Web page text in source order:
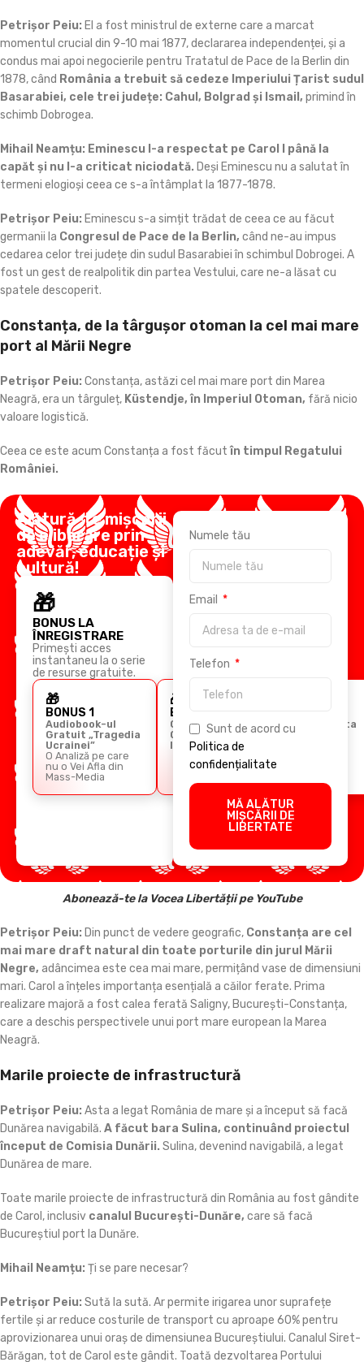
Petrișor Peiu: El a fost ministrul de externe care a marcat
momentul crucial din 9-10 mai 1877, declararea independenței, și a
condus mai apoi negocierile pentru Tratatul de Pace de la Berlin din
1878, când România a trebuit să cedeze Imperiului Țarist sudul
Basarabiei, cele trei județe: Cahul, Bolgrad și Ismail, primind în
schimb Dobrogea.
Mihail Neamțu: Eminescu l-a respectat pe Carol I până la
capăt și nu l-a criticat niciodată. Deși Eminescu nu a salutat în
termeni elogioși ceea ce s-a întâmplat la 1877-1878.
Petrișor Peiu: Eminescu s-a simțit trădat de ceea ce au făcut
germanii la Congresul de Pace de la Berlin, când ne-au impus
cedarea celor trei județe din sudul Basarabiei în schimbul Dobrogei. A
fost un gest de realpolitik din partea Vestului, care ne-a lăsat cu
spatele descoperit.
Constanța, de la târgușor otoman la cel mai mare
port al Mării Negre
Petrișor Peiu: Constanța, astăzi cel mai mare port din Marea
Neagră, era un târguleț, Küstendje, în Imperiul Otoman, fără nicio
valoare logistică.
Ceea ce este acum Constanța a fost făcutîn timpul Regatului
României.
Alătură-te mișcării
de eliberare prin
adevăr, educație și
cultură!
🎁
BONUS LA
ÎNREGISTRARE
Primești acces
instantaneu la o serie
de resurse gratuite.
🎁
BONUS 1
Audiobook-ul
Gratuit „Tragedia
Ucrainei”
O Analiză pe care
nu o Vei Afla din
Mass-Media
🎁
BONUS 2
Ghidul
Comunicării
Imperiale
Cursul Arta
Retoricii
Numele tău
Email
Telefon
Sunt de acord cu
Politica de
confidențialitate
MĂ ALĂTUR
MIȘCĂRII DE
LIBERTATE
Abonează-te la Vocea Libertății pe YouTube
Petrișor Peiu: Din punct de vedere geografic, Constanța are cel
mai mare draft natural din toate porturile din jurul Mării
Negre, adâncimea este cea mai mare, permițând vase de dimensiuni
mari. Carol a înțeles importanța esențială a căilor ferate. Prima
realizare majoră a fost calea ferată Saligny, București-Constanța,
care a deschis perspectivele unui port mare european la Marea
Neagră.
Marile proiecte de infrastructură
Petrișor Peiu: Asta a legat România de mare și a început să facă
Dunărea navigabilă. A făcut bara Sulina, continuând proiectul
început de Comisia Dunării. Sulina, devenind navigabilă, a legat
Dunărea de mare.
Toate marile proiecte de infrastructură din România au fost gândite
de Carol, inclusiv canalul București-Dunăre, care să facă
Bucureștiul port la Dunăre.
Mihail Neamțu: Ți se pare necesar?
Petrișor Peiu: Sută la sută. Ar permite irigarea unor suprafețe
fertile și ar reduce costurile de transport cu aproape 60% pentru
aprovizionarea unui oraș de dimensiunea Bucureștiului. Canalul Siret-
Bărăgan, tot de Carol este gândit. Toată dezvoltarea Portului